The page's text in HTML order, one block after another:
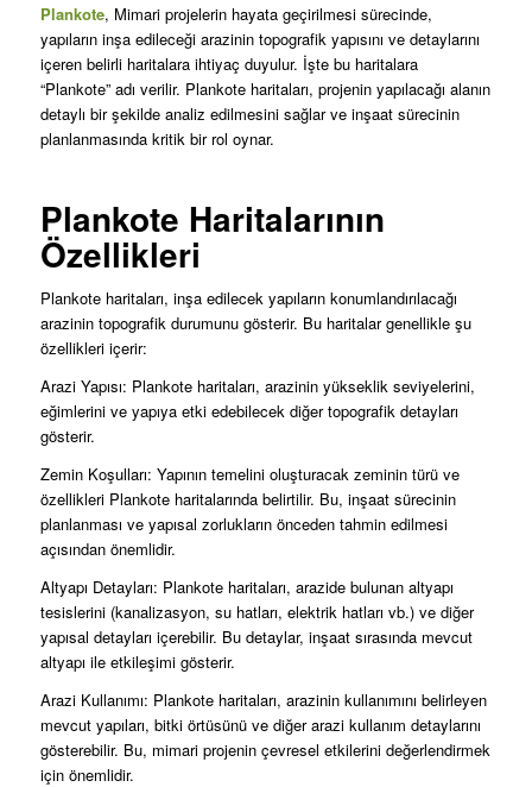
Plankote, Mimari projelerin hayata geçirilmesi sürecinde,
yapıların inşa edileceği arazinin topografik yapısını ve detaylarını
içeren belirli haritalara ihtiyaç duyulur. İşte bu haritalara
“Plankote” adı verilir. Plankote haritaları, projenin yapılacağı alanın
detaylı bir şekilde analiz edilmesini sağlar ve inşaat sürecinin
planlanmasında kritik bir rol oynar.
Plankote Haritalarının
Özellikleri
Plankote haritaları, inşa edilecek yapıların konumlandırılacağı
arazinin topografik durumunu gösterir. Bu haritalar genellikle şu
özellikleri içerir:
Arazi Yapısı: Plankote haritaları, arazinin yükseklik seviyelerini,
eğimlerini ve yapıya etki edebilecek diğer topografik detayları
gösterir.
Zemin Koşulları: Yapının temelini oluşturacak zeminin türü ve
özellikleri Plankote haritalarında belirtilir. Bu, inşaat sürecinin
planlanması ve yapısal zorlukların önceden tahmin edilmesi
açısından önemlidir.
Altyapı Detayları: Plankote haritaları, arazide bulunan altyapı
tesislerini (kanalizasyon, su hatları, elektrik hatları vb.) ve diğer
yapısal detayları içerebilir. Bu detaylar, inşaat sırasında mevcut
altyapı ile etkileşimi gösterir.
Arazi Kullanımı: Plankote haritaları, arazinin kullanımını belirleyen
mevcut yapıları, bitki örtüsünü ve diğer arazi kullanım detaylarını
gösterebilir. Bu, mimari projenin çevresel etkilerini değerlendirmek
için önemlidir.